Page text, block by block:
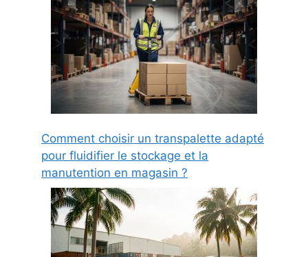
Comment choisir un transpalette adapté
pour fluidifier le stockage et la
manutention en magasin ?